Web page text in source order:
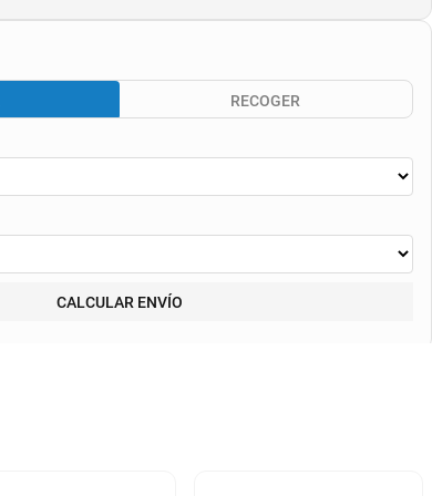
RECOGER
CALCULAR ENVÍO